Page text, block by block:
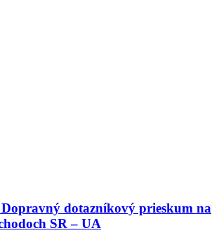
Dopravný dotazníkový prieskum na
SR – UA